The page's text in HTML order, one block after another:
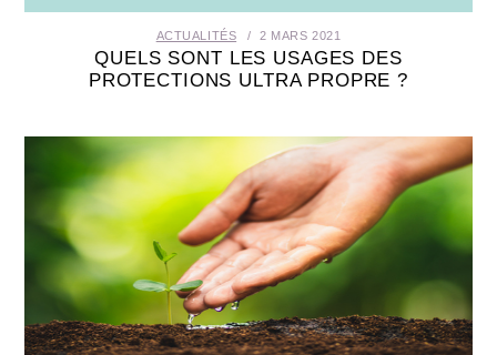
ACTUALITÉS 2 MARS 2021
QUELS SONT LES USAGES DES
PROTECTIONS ULTRA PROPRE ?